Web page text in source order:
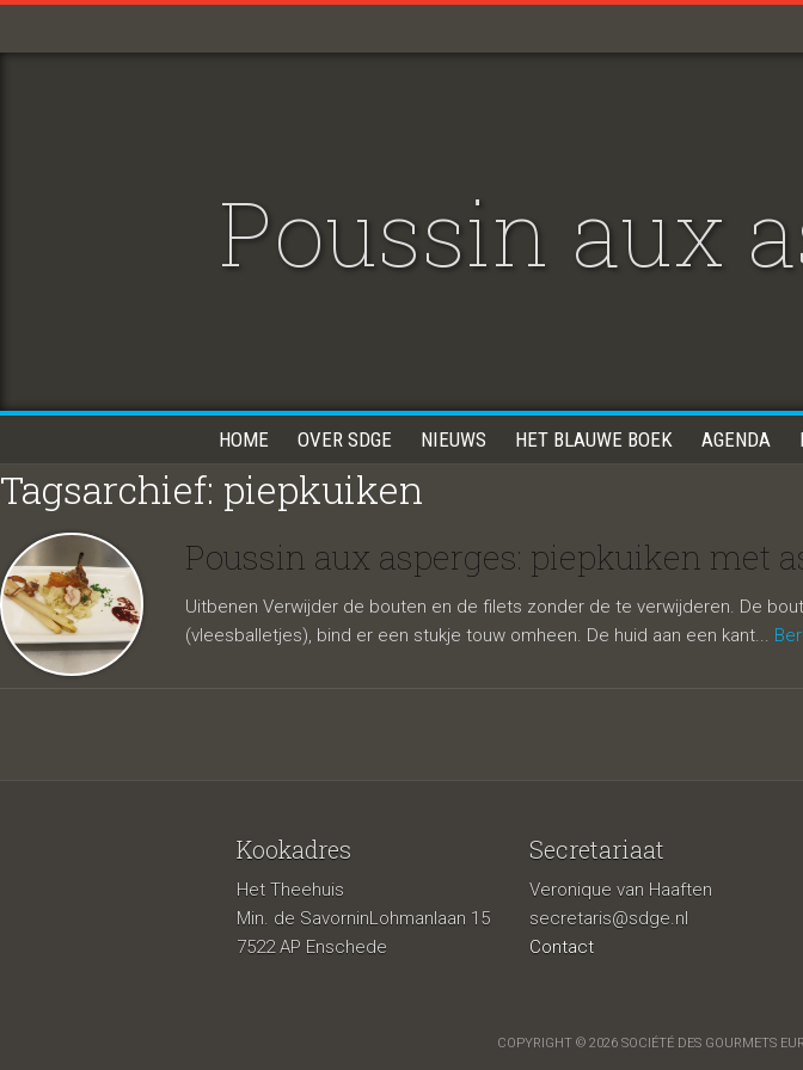
Poussin aux
piepkuiken
HOME OVER SDGE NIEUWS HET BLAUWE BOEK AGENDA
Tagsarchief: piepkuiken
Poussin aux asperges: piepkuiken met
Uitbenen Verwijder de bouten en de filets zonder de te verwijderen. De
(vleesballetjes), bind er een stukje touw omheen. De huid aan een kant...
Kookadres
Het Theehuis
Min. de SavorninLohmanlaan 15
7522 AP Enschede
Secretariaat
Veronique van Haaften
secretaris@sdge.nl
Contact
COPYRIGHT © 2026 SOCIÉTÉ DES GOURMETS